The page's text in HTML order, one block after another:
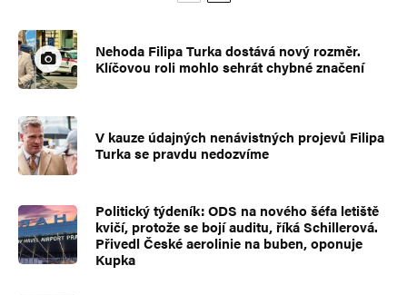
Nehoda Filipa Turka dostává nový rozměr.
Klíčovou roli mohlo sehrát chybné značení
V kauze údajných nenávistných projevů Filipa
Turka se pravdu nedozvíme
Politický týdeník: ODS na nového šéfa letiště
kvičí, protože se bojí auditu, říká Schillerová.
Přivedl České aerolinie na buben, oponuje
Kupka